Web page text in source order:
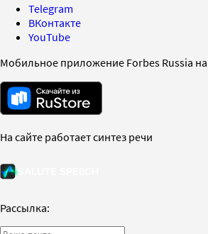
Telegram
ВКонтакте
YouTube
Мобильное приложение Forbes Russia
На сайте работает синтез речи
Рассылка: